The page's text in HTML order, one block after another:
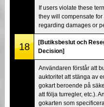
If users violate these
they will compensate
regarding damages or
18
[Butiksbeslut och
Decision]
Användaren förstår att
auktoritet att stänga av
gokart beroende på
att följa turregler, etc.).
gokarten som